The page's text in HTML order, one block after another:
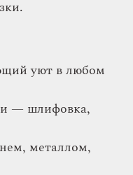
уют в любом
— шлифовка,
металлом,